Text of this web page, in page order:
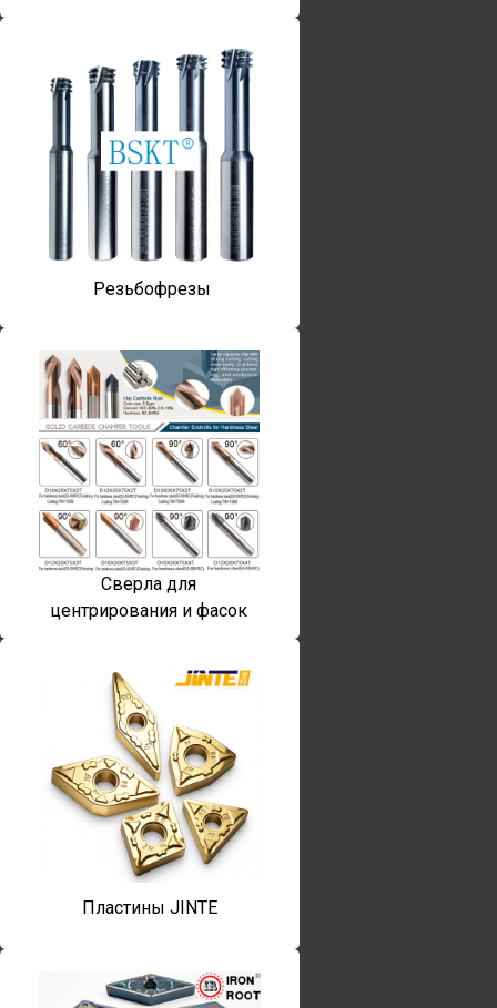
Резьбофрезы
Сверла для
центрирования и фасок
Пластины JINTE